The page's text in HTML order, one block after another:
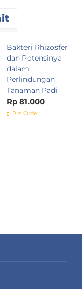
Bakteri Rhizosfer
dan Potensinya
dalam
Perlindungan
Tanaman Padi
Rp 81.000
Pre Order